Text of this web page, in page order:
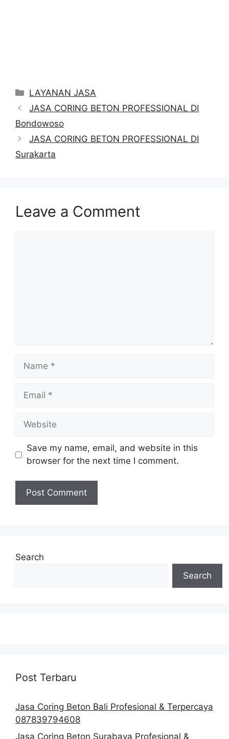
Categories
LAYANAN JASA
JASA CORING BETON PROFESSIONAL DI
Bondowoso
JASA CORING BETON PROFESSIONAL DI
Surakarta
Leave a Comment
Name
Email
Website
Save my name, email, and website in this
browser for the next time I comment.
Search
Search
Post Terbaru
Jasa Coring Beton Bali Profesional & Terpercaya
087839794608
Jasa Coring Beton Surabaya Profesional &